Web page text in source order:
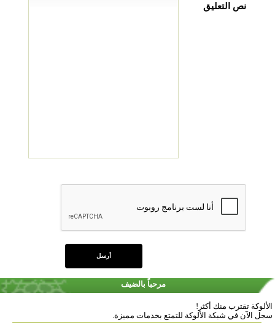
نص التعليق
مرحباً بالضيف
الألوكة تقترب منك أكثر!
سجل الآن في شبكة الألوكة للتمتع بخدمات مميزة.